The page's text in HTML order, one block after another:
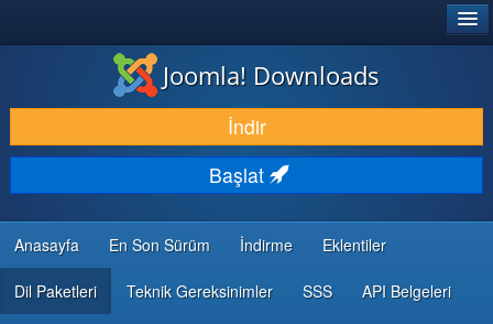
İNDIR & GENIŞLET
KEŞFET & ÖĞREN
TOPLULUK & DESTEK
GELIŞTIRICI KAYNAKLARI
Joomla! Downloads
İndir
Başlat
Anasayfa En Son Sürüm İndirme Eklentiler
Dil Paketleri Teknik Gereksinimler SSS API Belgeleri